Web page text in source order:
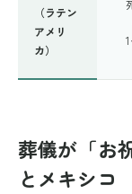
（ラテン
アメリ
カ）
葬儀が「お
とメキシコ